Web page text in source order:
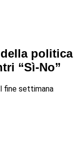
politica
“Sì-No”
fine settimana